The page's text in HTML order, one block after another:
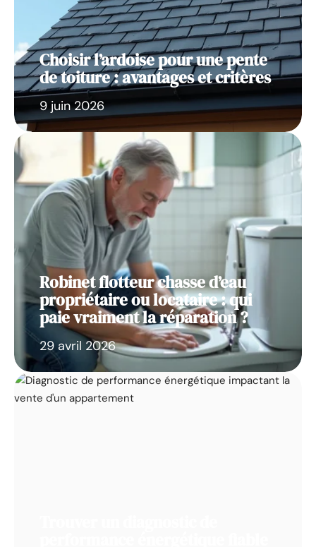
Choisir l’ardoise pour une pente
de toiture : avantages et critères
9 juin 2026
Robinet flotteur chasse d’eau
propriétaire ou locataire : qui
paie vraiment la réparation ?
29 avril 2026